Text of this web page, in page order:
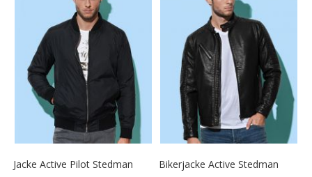
Jacke Active Pilot Stedman Bikerjacke Active Stedman